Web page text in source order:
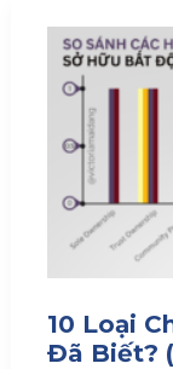
10 Loại
Đã Biết?